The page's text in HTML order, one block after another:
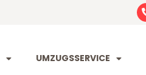
UMZUGSSERVICE